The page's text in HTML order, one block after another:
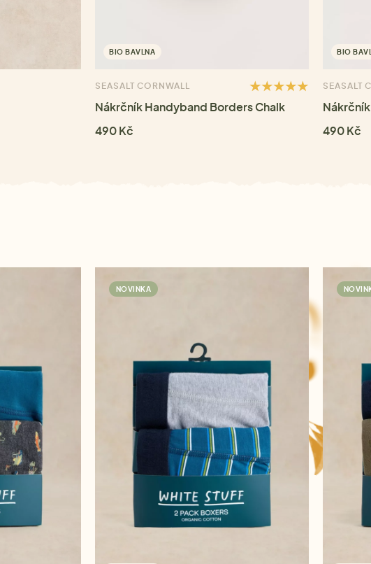
BIO BAVLNA
SEASALT CORNWALL
Nákrčník Handyband Borders Chalk
490 Kč
BIO
SEASALT
490 Kč
NOVINKA